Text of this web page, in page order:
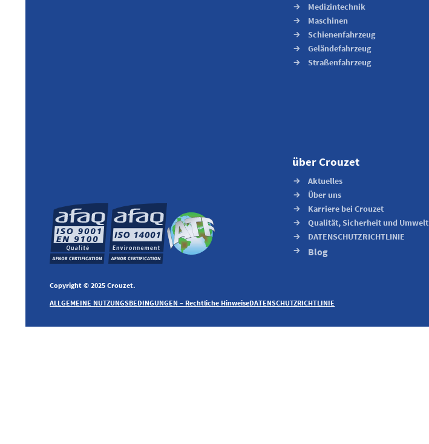
Medizintechnik
Maschinen
Schienenfahrzeug
Geländefahrzeug
Straßenfahrzeug
über Crouzet
Aktuelles
Über uns
Karriere bei Crouzet
Qualität, Sicherheit und Umwelt
DATENSCHUTZRICHTLINIE
Blog
Copyright © 2025 Crouzet.
ALLGEMEINE NUTZUNGSBEDINGUNGEN – Rechtliche HinweiseDATENSCHUTZRICHTLINIE